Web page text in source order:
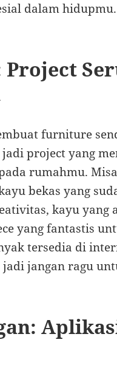
dalam hidupmu.
furniture
project yang
rumahmu.
bekas yang
kayu
yang fantastis
tersedia di
jadi jangan ragu